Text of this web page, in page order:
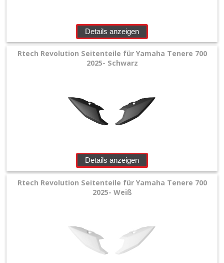
Details anzeigen
Rtech Revolution Seitenteile für Yamaha Tenere 700
2025- Schwarz
Details anzeigen
Rtech Revolution Seitenteile für Yamaha Tenere 700
2025- Weiß